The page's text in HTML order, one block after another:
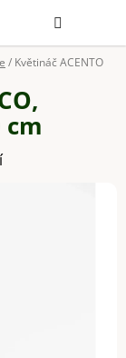
/ Květináč ACENTO
cm